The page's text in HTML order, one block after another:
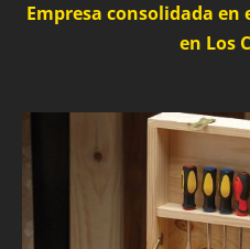
Empresa consolidada en
en Los